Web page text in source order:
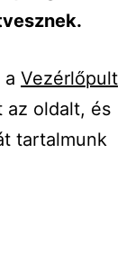
a Vezérlőpult
az oldalt, és
tartalmunk